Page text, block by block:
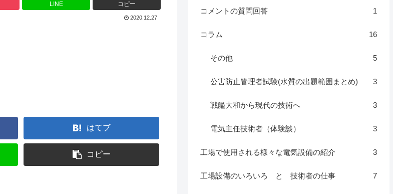
LINE コピー
2020.12.27
はてブ
コピー
コメントの質問回答 1
コラム 16
その他 5
公害防止管理者試験(水質の出題範囲まとめ) 3
戦艦大和から現代の技術へ 3
電気主任技術者（体験談） 3
工場で使用される様々な電気設備の紹介 3
工場設備のいろいろ と 技術者の仕事 7